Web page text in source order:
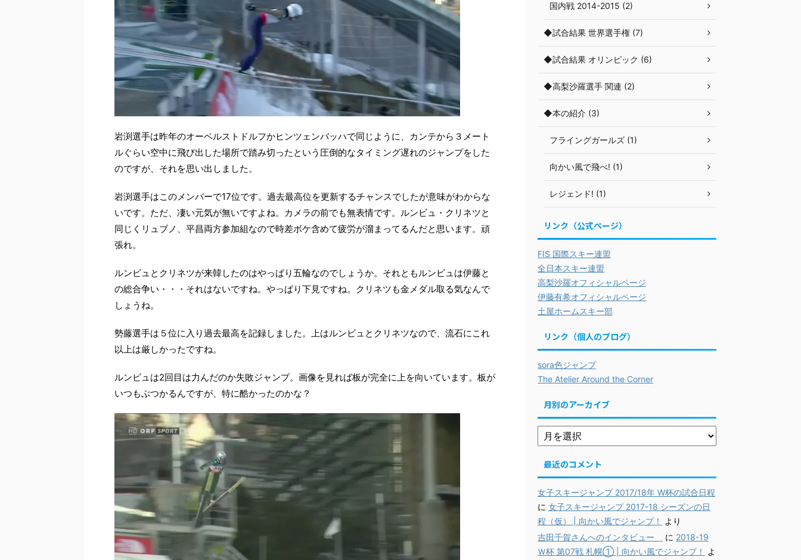
岩渕選手は昨年のオーベルストドルフかヒンツェンバッハで同じように、カンテから３メート
ルぐらい空中に飛び出した場所で踏み切ったという圧倒的なタイミング遅れのジャンプをした
のですが、それを思い出しました。
岩渕選手はこのメンバーで17位です。過去最高位を更新するチャンスでしたが意味がわからな
いです。ただ、凄い元気が無いですよね。カメラの前でも無表情です。ルンビュ・クリネツと
同じくリュブノ、平昌両方参加組なので時差ボケ含めて疲労が溜まってるんだと思います。頑
張れ。
ルンビュとクリネツが来韓したのはやっぱり五輪なのでしょうか。それともルンビュは伊藤と
の総合争い・・・それはないですね。やっぱり下見ですね。クリネツも金メダル取る気なんで
しょうね。
勢藤選手は５位に入り過去最高を記録しました。上はルンビュとクリネツなので、流石にこれ
以上は厳しかったですね。
ルンビュは2回目は力んだのか失敗ジャンプ。画像を見れば板が完全に上を向いています。板が
いつもぶつかるんですが、特に酷かったのかな？
国内戦 2014-2015 (2)
◆試合結果 世界選手権 (7)
◆試合結果 オリンピック (6)
◆高梨沙羅選手 関連 (2)
◆本の紹介 (3)
フライングガールズ (1)
向かい風で飛べ! (1)
レジェンド! (1)
リンク（公式ページ）
FIS 国際スキー連盟
全日本スキー連盟
高梨沙羅オフィシャルページ
伊藤有希オフィシャルページ
土屋ホームスキー部
リンク（個人のブログ）
sora色ジャンプ
The Atelier Around the Corner
月別のアーカイブ
最近のコメント
女子スキージャンプ 2017/18年 W杯の試合日程
に 女子スキージャンプ 2017-18 シーズンの日
程（仮） | 向かい風でジャンプ！
より
吉田千賀さんへのインタビュー
に 2018-19
Ｗ杯 第07戦 札幌① | 向かい風でジャンプ！
よ